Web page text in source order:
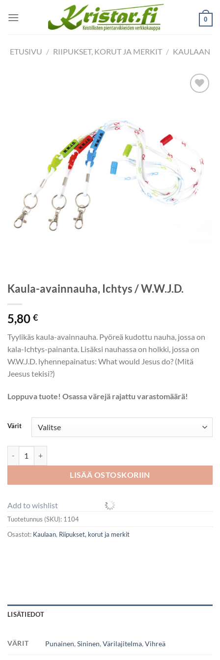
0
ETUSIVU / RIIPUKSET, KORUT JA MERKIT / KAULAAN
Kaula-avainnauha, Ichtys / W.W.J.D.
5,80 €
Tyylikäs kaula-avainnauha. Pyöreä kudottu nauha, jossa on
kala-Ichtys-painanta. Lisäksi nauhassa on holkki, jossa on
W.W.J.D. lyhennepainatus: What would Jesus do? (Mitä
Jeesus tekisi?)
Loppuva tuote! Osassa värejä rajattu varastomäärä!
Värit
LISÄÄ OSTOSKORIIN
Add to wishlist
Tuotetunnus (SKU): 1104
Osastot: Kaulaan, Riipukset, korut ja merkit
LISÄTIEDOT
VÄRIT Punainen,Sininen,Värilajitelma,Vihreä